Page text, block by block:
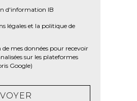
d'information IB
légaleset la politique de
mes données pour recevoir
sur les plateformes
Google)